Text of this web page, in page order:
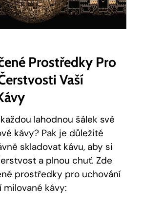
Prostředky Pro
Vaší
lahodnou šálek své
kávy? Pak je důležité
skladovat kávu, aby si
a plnou chuť. Zde
prostředky pro uchování
kávy: